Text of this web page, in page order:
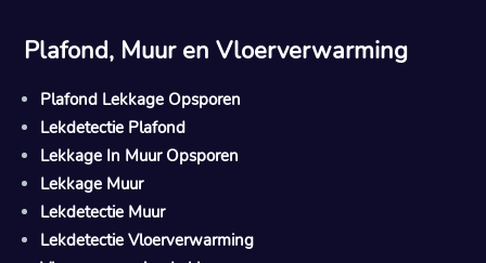
Plafond, Muur en Vloerverwarming
Plafond Lekkage Opsporen
Lekdetectie Plafond
Lekkage In Muur Opsporen
Lekkage Muur
Lekdetectie Muur
Lekdetectie Vloerverwarming